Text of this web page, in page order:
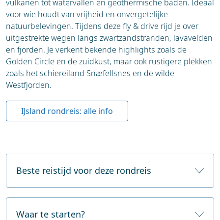
zoals Grazalema en Zahara de la Sierra
Málaga: Moderne kunst, heerlijke stranden en
gezellige oude stad
Cádiz: Oude havenstad met Caribische sfeer
Sierra Nevada: Bergen, meren en
wandelroutes
Alpujarras: Authentieke bergdorpen en
prachtige uitzichten
Andalusische paarden
Highlight: Ontdek het Alcázar, de kathedraal en de
sfeervolle wijk Santa Cruz.
Dag 4: Sevilla – Córdoba
Vandaag reis je door naar Córdoba, een stad vol
Highlight: De Mezquita is een absolute must-see.
Via olijfgaarden en glooiende landschappen naar
Granada.
Highlight: Bezoek het majestueuze Alhambra en
vulkanen tot watervallen en geothermische baden. Ideaal
voor wie houdt van vrijheid en onvergetelijke
natuurbelevingen. Tijdens deze fly & drive rijd je over
uitgestrekte wegen langs zwartzandstranden, lavavelden
en fjorden. Je verkent bekende highlights zoals de
Golden Circle en de zuidkust, maar ook rustigere plekken
zoals het schiereiland Snæfellsnes en de wilde
Westfjorden.
IJsland rondreis: alle info
Beste reistijd voor deze rondreis
De beste reistijd voor een fly drive vakantie IJsland
is van juni tot september. In deze periode zijn de
Waar te starten?